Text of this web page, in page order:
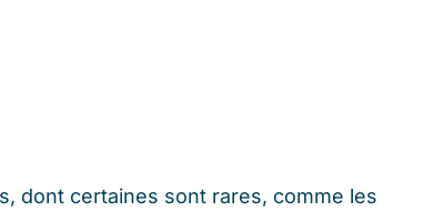
dont certaines sont rares, comme les